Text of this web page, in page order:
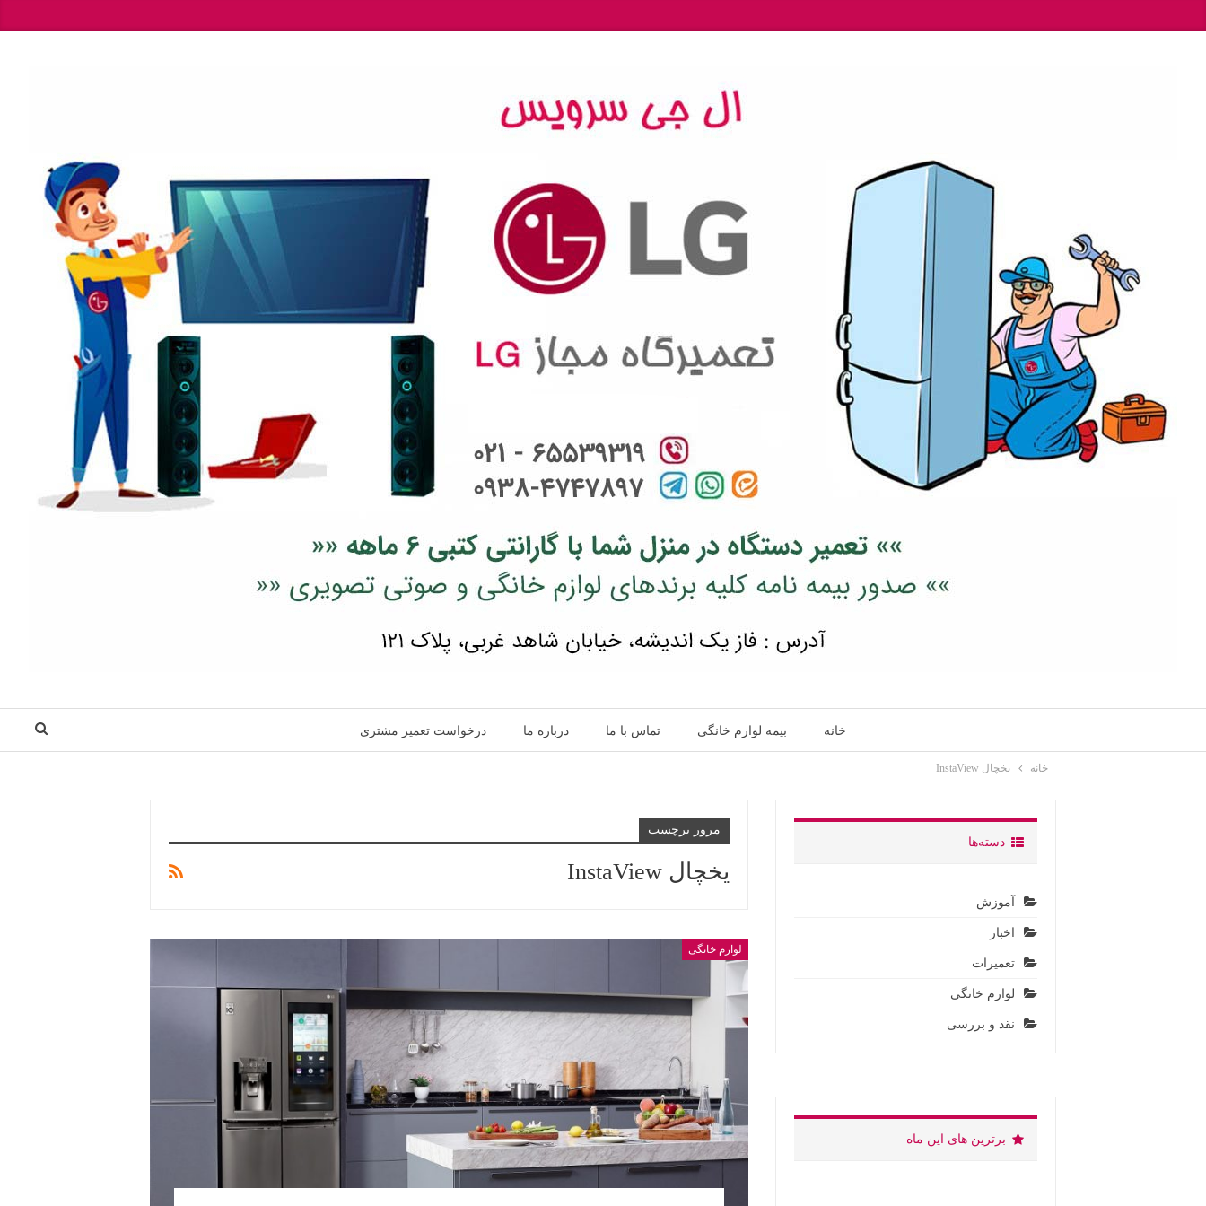
خانه بیمه لوازم خانگی تماس با ما درباره ما درخواست تعمیر مشتری
خانه یخچال InstaView
مرور برچسب
یخچال InstaView
لوارم خانگی
دسته‌ها
آموزش
اخبار
تعمیرات
لوارم خانگی
نقد و بررسی
برترین های این ماه